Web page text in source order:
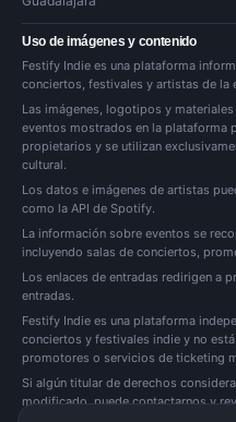
Uso de imágenes y contenido
Festify Indie es una plataforma
conciertos, festivales y artistas de la
Las imágenes, logotipos y
eventos mostrados en la plataforma
propietarios y se utilizan
cultural.
Los datos e imágenes de artistas
como la API de Spotify.
La información sobre eventos se
incluyendo salas de conciertos,
Los enlaces de entradas redirigen a
entradas.
Festify Indie es una plataforma
conciertos y festivales indie y no
promotores o servicios de ticketing
Si algún titular de derechos
modificado, puede contactarnos y